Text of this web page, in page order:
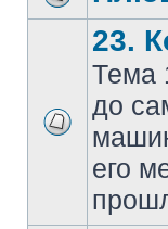
23.
Тема
до
его